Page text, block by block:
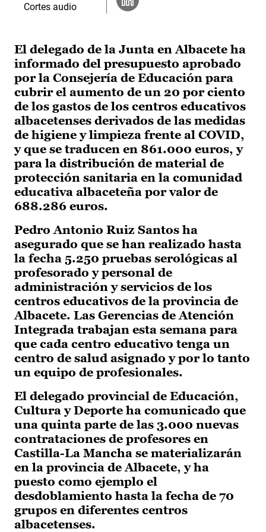
El delegado de la Junta en Albacete ha
informado del presupuesto aprobado
por la Consejería de Educación para
cubrir el aumento de un 20 por ciento
de los gastos de los centros educativos
albacetenses derivados de las medidas
de higiene y limpieza frente al COVID,
y que se traducen en 861.000 euros, y
para la distribución de material de
protección sanitaria en la comunidad
educativa albaceteña por valor de
688.286 euros.
Pedro Antonio Ruiz Santos ha
asegurado que se han realizado hasta
la fecha 5.250 pruebas serológicas al
profesorado y personal de
administración y servicios de los
centros educativos de la provincia de
Albacete. Las Gerencias de Atención
Integrada trabajan esta semana para
que cada centro educativo tenga un
centro de salud asignado y por lo tanto
un equipo de profesionales.
El delegado provincial de Educación,
Cultura y Deporte ha comunicado que
una quinta parte de las 3.000 nuevas
contrataciones de profesores en
Castilla-La Mancha se materializarán
en la provincia de Albacete, y ha
puesto como ejemplo el
desdoblamiento hasta la fecha de 70
grupos en diferentes centros
albacetenses.
Cortes audio